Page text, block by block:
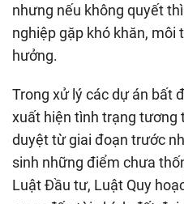
nhưng nếu không quyết
nghiệp gặp khó khăn, môi
hưởng.
Trong xử lý các dự án bất
xuất hiện tình trạng tương
duyệt từ giai đoạn trước
sinh những điểm chưa
Luật Đầu tư, Luật Quy